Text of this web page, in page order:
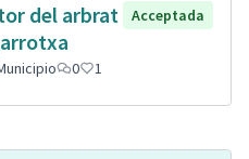
del arbrat
Acceptada
0 1